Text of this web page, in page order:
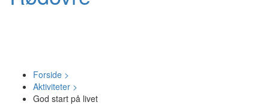
Forside >
Aktiviteter >
God start på livet